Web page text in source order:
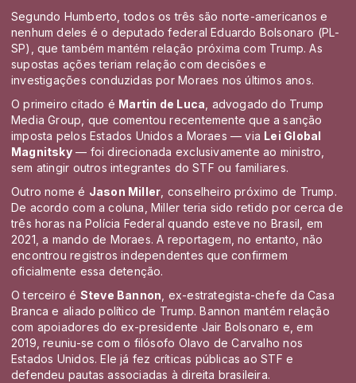
Segundo Humberto, todos os três são norte-americanos e
nenhum deles é o deputado federal Eduardo Bolsonaro (PL-
SP), que também mantém relação próxima com Trump. As
supostas ações teriam relação com decisões e
investigações conduzidas por Moraes nos últimos anos.
O primeiro citado é Martin de Luca , advogado do Trump
Media Group, que comentou recentemente que a sanção
imposta pelos Estados Unidos a Moraes — via Lei Global
Magnitsky— foi direcionada exclusivamente ao ministro,
sem atingir outros integrantes do STF ou familiares.
Outro nome é Jason Miller , conselheiro próximo de Trump.
De acordo com a coluna, Miller teria sido retido por cerca de
três horas na Polícia Federal quando esteve no Brasil, em
2021, a mando de Moraes. A reportagem, no entanto, não
encontrou registros independentes que confirmem
oficialmente essa detenção.
O terceiro é Steve Bannon , ex-estrategista-chefe da Casa
Branca e aliado político de Trump. Bannon mantém relação
com apoiadores do ex-presidente Jair Bolsonaro e, em
2019, reuniu-se com o filósofo Olavo de Carvalho nos
Estados Unidos. Ele já fez críticas públicas ao STF e
defendeu pautas associadas à direita brasileira.